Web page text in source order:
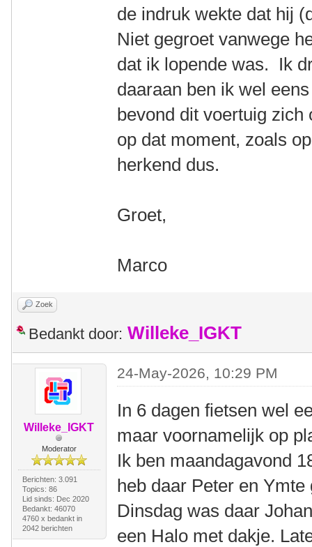
de indruk wekte dat hij
Niet gegroet vanwege
dat ik lopende was. Ik
daaraan ben ik wel
bevond dit voertuig zich
op dat moment, zoals
herkend dus.
Groet,
Marco
Zoek
Bedankt door: Willeke_IGKT
Willeke_IGKT
Moderator
Berichten: 3.091
Topics: 86
Lid sinds: Dec 2020
Bedankt: 46070
4760 x bedankt in
2042 berichten
24-May-2026, 10:29 PM
In 6 dagen fietsen wel
maar voornamelijk op
Ik ben maandagavond
heb daar Peter en
Dinsdag was daar
een Halo met dakje.